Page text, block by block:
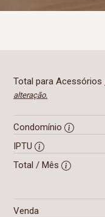
Total para Acessórios
alteração.
Condomínio
IPTU
Total / Mês
Venda